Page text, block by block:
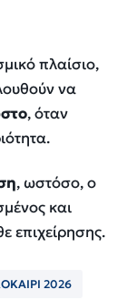
πλαίσιο,
να
, όταν
, ωστόσο, ο
και
επιχείρησης.
2026